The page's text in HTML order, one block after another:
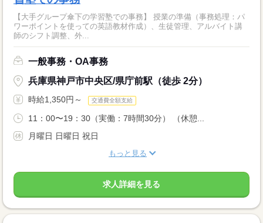
【大手グループ傘下の学習塾での事務】 授業の準備（事務処理：パ
ワーポイントを使っての英語教材作成）、生徒管理、アルバイト講
師のシフト調整、外...
一般事務・OA事務
兵庫県神戸市中央区/県庁前駅（徒歩 2分）
時給1,350円～ 交通費全額支給
11：00〜19：30（実働：7時間30分） （休憩...
月曜日 日曜日 祝日
もっと見る
求人詳細を見る